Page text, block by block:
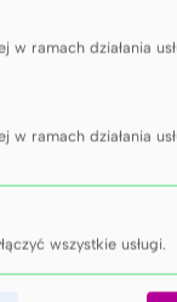
w ramach działania
w ramach działania
wszystkie usługi.